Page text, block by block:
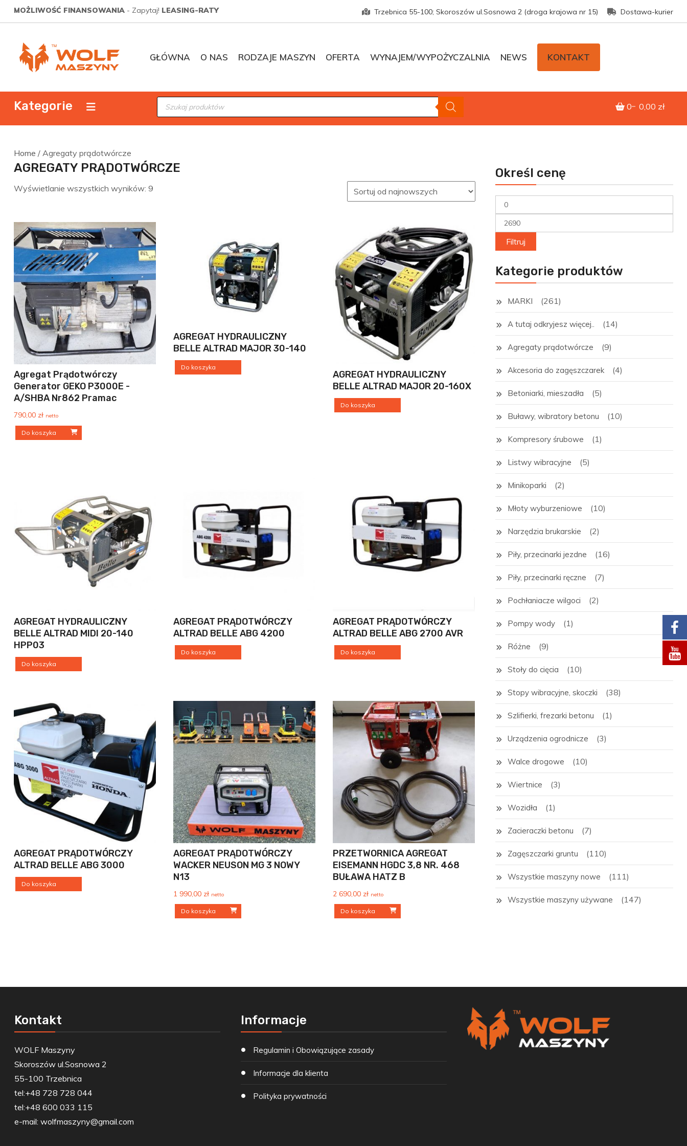
Skip
to
MOŻLIWOŚĆ FINANSOWANIA- Zapytaj! LEASING-RATY Trzebnica 55-100; Skoroszów ul.Sosnowa 2 (droga krajowa nr 15) Dostawa-kurier
GŁÓWNA O NAS RODZAJE MASZYN OFERTA WYNAJEM/WYPOŻYCZALNIA NEWS KONTAKT
Kategorie
Wyszukiwarka
produktów
0 0,00 zł
Home / Agregaty prądotwórcze
AGREGATY PRĄDOTWÓRCZE
Wyświetlanie wszystkich wyników: 9Posortowane
Agregat Prądotwórczy
Generator GEKO P3000E -
A/SHBA Nr862 Pramac
790,00 zł netto
Do koszyka
AGREGAT HYDRAULICZNY
BELLE ALTRAD MAJOR 30-140
Do koszyka
AGREGAT HYDRAULICZNY
BELLE ALTRAD MAJOR 20-160X
Do koszyka
AGREGAT HYDRAULICZNY
BELLE ALTRAD MIDI 20-140
HPP03
Do koszyka
AGREGAT PRĄDOTWÓRCZY
ALTRAD BELLE ABG 4200
Do koszyka
AGREGAT PRĄDOTWÓRCZY
ALTRAD BELLE ABG 2700 AVR
Do koszyka
AGREGAT PRĄDOTWÓRCZY
ALTRAD BELLE ABG 3000
Do koszyka
AGREGAT PRĄDOTWÓRCZY
WACKER NEUSON MG 3 NOWY
N13
1 990,00 zł netto
Do koszyka
PRZETWORNICA AGREGAT
EISEMANN HGDC 3,8 NR. 468
BUŁAWA HATZ B
2 690,00 zł netto
Do koszyka
Określ cenę
Cena
min
Cena
maxFiltruj
Kategorie produktów
MARKI (261)
A tutaj odkryjesz więcej.. (14)
Agregaty prądotwórcze (9)
Akcesoria do zagęszczarek (4)
Betoniarki, mieszadła (5)
Buławy, wibratory betonu (10)
Kompresory śrubowe (1)
Listwy wibracyjne (5)
Minikoparki (2)
Młoty wyburzeniowe (10)
Narzędzia brukarskie (2)
Piły, przecinarki jezdne (16)
Piły, przecinarki ręczne (7)
Pochłaniacze wilgoci (2)
Pompy wody (1)
Różne (9)
Stoły do cięcia (10)
Stopy wibracyjne, skoczki (38)
Szlifierki, frezarki betonu (1)
Urządzenia ogrodnicze (3)
Walce drogowe (10)
Wiertnice (3)
Wozidła (1)
Zacieraczki betonu (7)
Zagęszczarki gruntu (110)
Wszystkie maszyny nowe (111)
Wszystkie maszyny używane (147)
Kontakt
WOLF Maszyny
Skoroszów ul.Sosnowa 2
55-100 Trzebnica
tel:+48 728 728 044
tel:+48 600 033 115
e-mail:wolfmaszyny@gmail.com
Informacje
Regulamin i Obowiązujące zasady
Informacje dla klienta
Polityka prywatności